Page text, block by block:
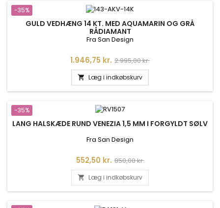
-35%
GULD VEDHÆNG 14 KT. MED AQUAMARIN OG GRÅ
RÅDIAMANT
Fra San Design
Pris
1.946,75 kr. Normalpris
2.995,00 kr.
 Læg i indkøbskurv
-35%
LANG HALSKÆDE RUND VENEZIA 1,5 MM I FORGYLDT SØLV
Fra San Design
Pris
552,50 kr. Normalpris
850,00 kr.
 Læg i indkøbskurv